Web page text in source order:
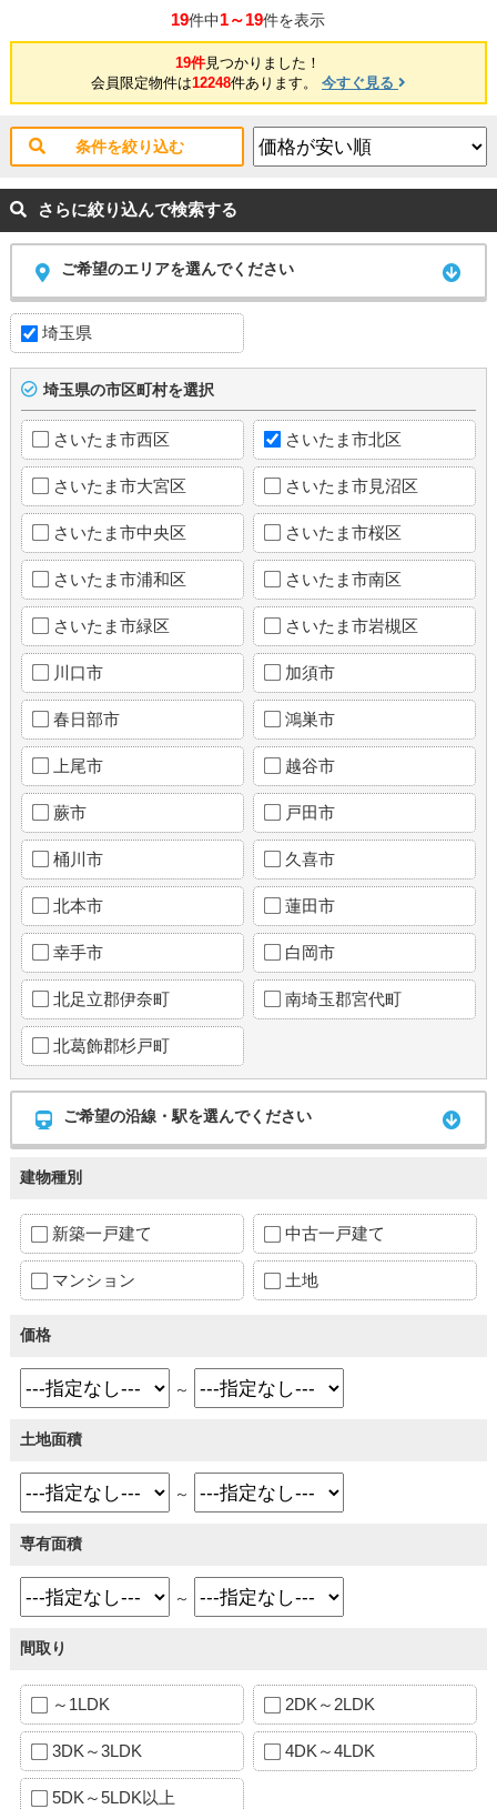
19件中1～19件を表示
19件見つかりました！
会員限定物件は12248件あります。 今すぐ見る
条件を絞り込む
さらに絞り込んで検索する
ご希望のエリアを選んでください
埼玉県
埼玉県の市区町村を選択
さいたま市西区 さいたま市北区
さいたま市大宮区 さいたま市見沼区
さいたま市中央区 さいたま市桜区
さいたま市浦和区 さいたま市南区
さいたま市緑区 さいたま市岩槻区
川口市 加須市
春日部市 鴻巣市
上尾市 越谷市
蕨市 戸田市
桶川市 久喜市
北本市 蓮田市
幸手市 白岡市
北足立郡伊奈町 南埼玉郡宮代町
北葛飾郡杉戸町
ご希望の沿線・駅を選んでください
建物種別
新築一戸建て 中古一戸建て
マンション 土地
価格
～
土地面積
～
専有面積
～
間取り
～1LDK 2DK～2LDK
3DK～3LDK 4DK～4LDK
5DK～5LDK以上